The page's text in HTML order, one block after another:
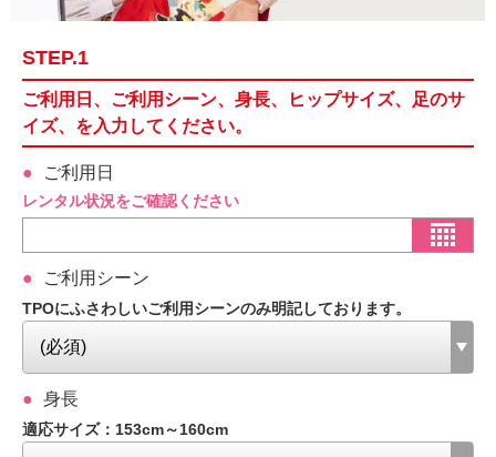
STEP.1
ご利用日、ご利用シーン、身長、ヒップサイズ、足のサ
イズ、を入力してください。
ご利用日
レンタル状況をご確認ください
ご利用シーン
TPOにふさわしいご利用シーンのみ明記しております。
身長
適応サイズ：153cm～160cm